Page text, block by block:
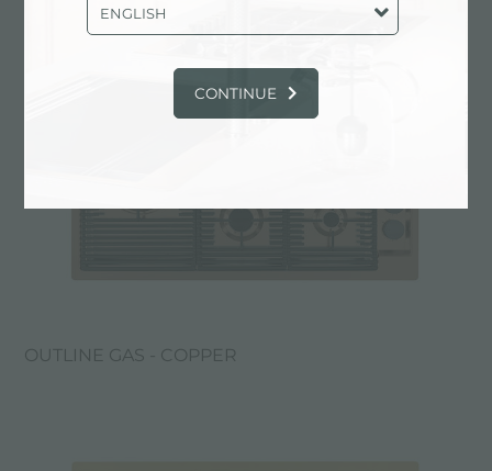
OUTLINE GAS - COPPER
ENGLISH
CONTINUE